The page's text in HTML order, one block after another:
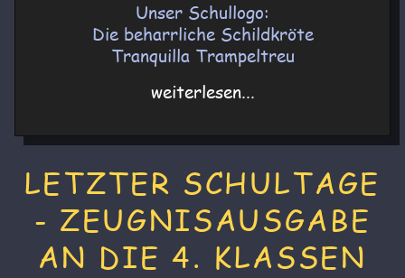
Unser Schullogo:
Die beharrliche Schildkröte
Tranquilla Trampeltreu
weiterlesen...
LETZTER SCHULTAGE
- ZEUGNISAUSGABE
AN DIE 4. KLASSEN